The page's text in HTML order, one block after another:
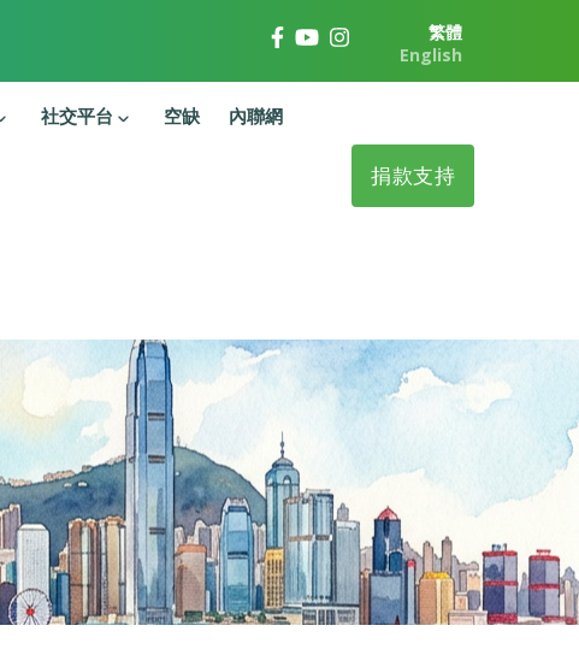
繁體
English
社交平台 空缺 內聯網
捐款支持